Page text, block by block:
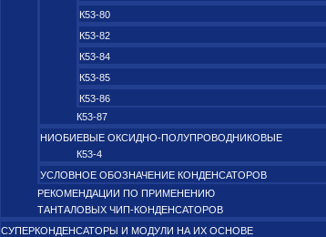
К53-80
К53-82
К53-84
К53-85
К53-86
К53-87
НИОБИЕВЫЕ ОКСИДНО‑ПОЛУПРОВОДНИКОВЫЕ
К53-4
УСЛОВНОЕ ОБОЗНАЧЕНИЕ КОНДЕНСАТОРОВ
РЕКОМЕНДАЦИИ ПО ПРИМЕНЕНИЮ
ТАНТАЛОВЫХ ЧИП-КОНДЕНСАТОРОВ
СУПЕРКОНДЕНСАТОРЫ И МОДУЛИ НА ИХ ОСНОВЕ